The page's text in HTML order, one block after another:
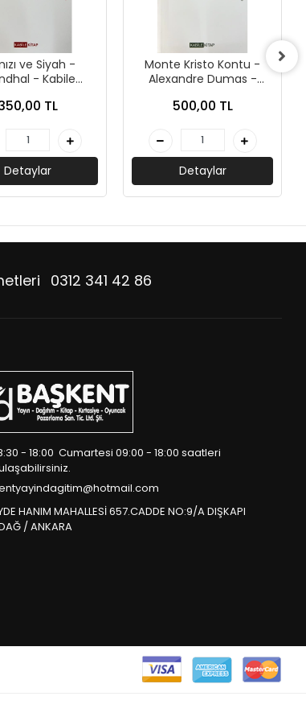
ve Siyah -
- Kabile
TL
Detaylar
Monte Kristo Kontu -
Alexandre Dumas -
500,00 TL
Detaylar
0312 341 42 86
- 18:00 Cumartesi 09:00 - 18:00 saatleri
HANIM MAHALLESİ 657.CADDE NO:9/A DIŞKAPI
/ ANKARA